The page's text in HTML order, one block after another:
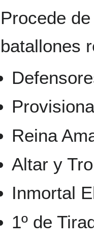
Procede
batallones
Reina
Altar y
Inmortal
1º de